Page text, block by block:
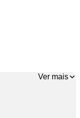
Ver mais